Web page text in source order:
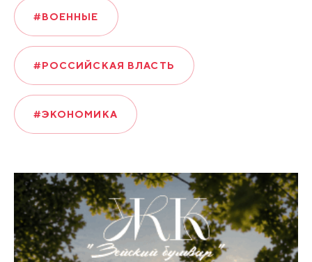
#ВОЕННЫЕ
#РОССИЙСКАЯ ВЛАСТЬ
#ЭКОНОМИКА